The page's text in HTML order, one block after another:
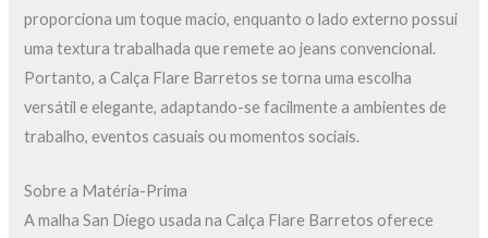
proporciona um toque macio, enquanto o lado externo possui
uma textura trabalhada que remete ao jeans convencional.
Portanto, a Calça Flare Barretos se torna uma escolha
versátil e elegante, adaptando-se facilmente a ambientes de
trabalho, eventos casuais ou momentos sociais.
Sobre a Matéria-Prima
A malha San Diego usada na Calça Flare Barretos oferece